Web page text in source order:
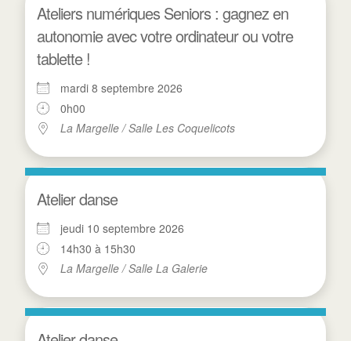
Ateliers numériques Seniors : gagnez en
autonomie avec votre ordinateur ou votre
tablette !
mardi 8 septembre 2026
0h00
La Margelle / Salle Les Coquelicots
Atelier danse
jeudi 10 septembre 2026
14h30 à 15h30
La Margelle / Salle La Galerie